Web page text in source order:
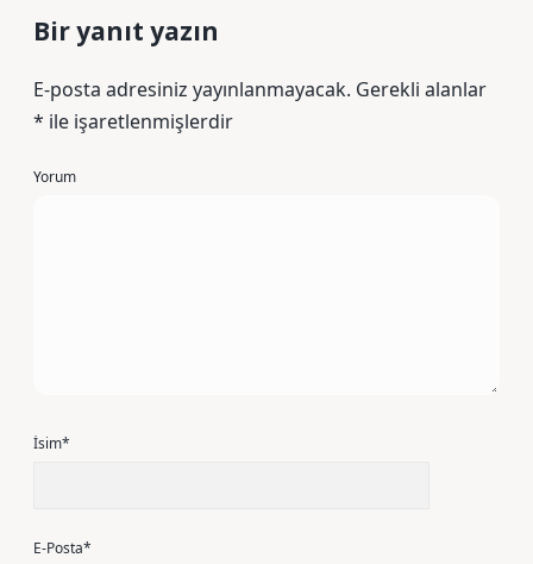
Bir yanıt yazın
E-posta adresiniz yayınlanmayacak. Gerekli alanlar
* ile işaretlenmişlerdir
Yorum
İsim*
E-Posta*